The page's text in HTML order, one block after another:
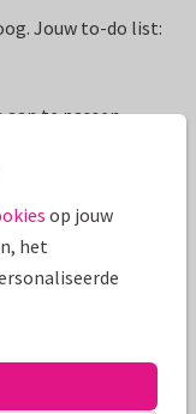
Jouw to-do list:
te passen
op jouw
het